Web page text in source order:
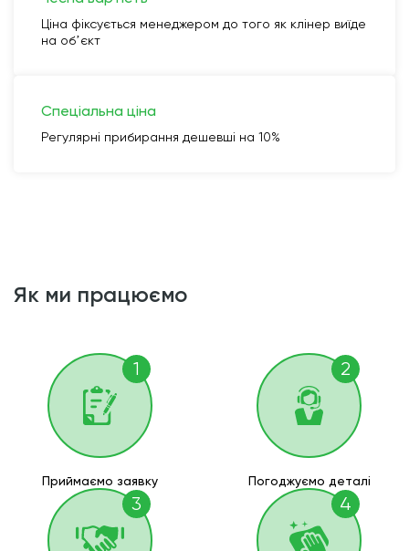
Ціна фіксується менеджером до того як клінер виїде
на обʼєкт
Спеціальна ціна
Регулярні прибирання дешевші на 10%
як ми працюємо
1
Приймаємо заявку
2
Погоджуємо деталі
3 4